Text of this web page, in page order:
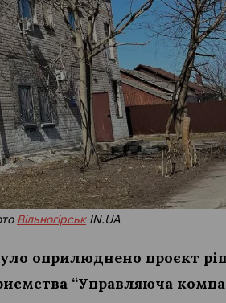
ВільногірськIN.UA
оприлюднено проєкт
“Управляюча